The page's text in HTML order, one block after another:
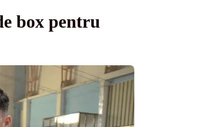
box pentru